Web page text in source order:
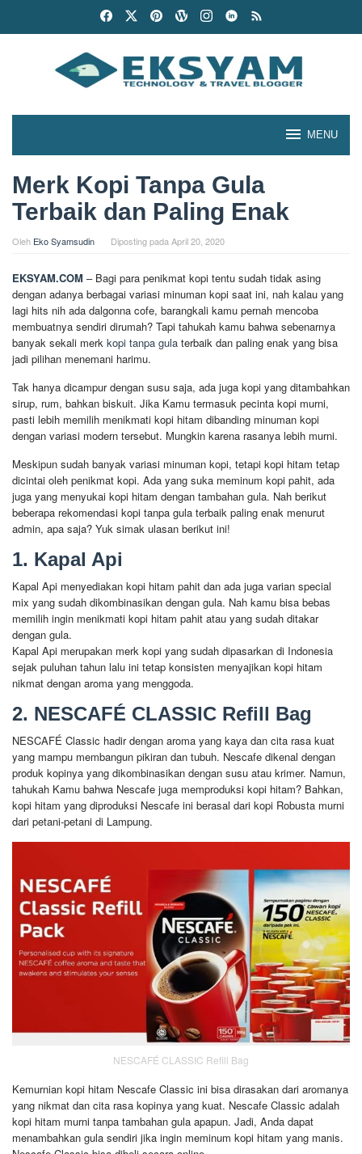
konten
MENU
Merk Kopi Tanpa Gula
Terbaik dan Paling Enak
Oleh Eko Syamsudin Diposting pada April 20, 2020
EKSYAM.COM – Bagi para penikmat kopi tentu sudah tidak asing
dengan adanya berbagai variasi minuman kopi saat ini, nah kalau yang
lagi hits nih ada dalgonna cofe, barangkali kamu pernah mencoba
membuatnya sendiri dirumah? Tapi tahukah kamu bahwa sebenarnya
banyak sekali merk kopi tanpa gula terbaik dan paling enak yang bisa
jadi pilihan menemani harimu.
Tak hanya dicampur dengan susu saja, ada juga kopi yang ditambahkan
sirup, rum, bahkan biskuit. Jika Kamu termasuk pecinta kopi murni,
pasti lebih memilih menikmati kopi hitam dibanding minuman kopi
dengan variasi modern tersebut. Mungkin karena rasanya lebih murni.
Meskipun sudah banyak variasi minuman kopi, tetapi kopi hitam tetap
dicintai oleh penikmat kopi. Ada yang suka meminum kopi pahit, ada
juga yang menyukai kopi hitam dengan tambahan gula. Nah berikut
beberapa rekomendasi kopi tanpa gula terbaik paling enak menurut
admin, apa saja? Yuk simak ulasan berikut ini!
1. Kapal Api
Kapal Api menyediakan kopi hitam pahit dan ada juga varian special
mix yang sudah dikombinasikan dengan gula. Nah kamu bisa bebas
memilih ingin menikmati kopi hitam pahit atau yang sudah ditakar
dengan gula.
Kapal Api merupakan merk kopi yang sudah dipasarkan di Indonesia
sejak puluhan tahun lalu ini tetap konsisten menyajikan kopi hitam
nikmat dengan aroma yang menggoda.
2. NESCAFÉ CLASSIC Refill Bag
NESCAFÉ Classic hadir dengan aroma yang kaya dan cita rasa kuat
yang mampu membangun pikiran dan tubuh. Nescafe dikenal dengan
produk kopinya yang dikombinasikan dengan susu atau krimer. Namun,
tahukah Kamu bahwa Nescafe juga memproduksi kopi hitam? Bahkan,
kopi hitam yang diproduksi Nescafe ini berasal dari kopi Robusta murni
dari petani-petani di Lampung.
NESCAFÉ CLASSIC Refill Bag
Kemurnian kopi hitam Nescafe Classic ini bisa dirasakan dari aromanya
yang nikmat dan cita rasa kopinya yang kuat. Nescafe Classic adalah
kopi hitam murni tanpa tambahan gula apapun. Jadi, Anda dapat
menambahkan gula sendiri jika ingin meminum kopi hitam yang manis.